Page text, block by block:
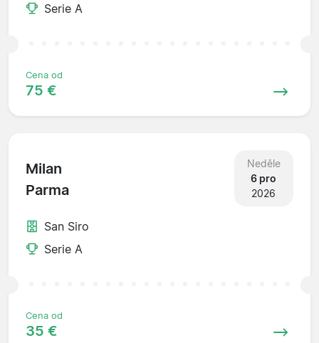
Serie A
Cena od
75 €
Milan
Parma
Neděle
6 pro
2026
San Siro
Serie A
Cena od
35 €